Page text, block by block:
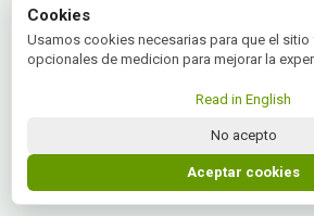
Cookies
Usamos cookies necesarias para que el
opcionales de medicion para mejorar la
Read in English
No acepto
Aceptar cookies